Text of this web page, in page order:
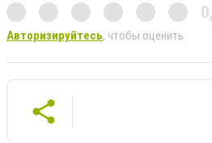
Авторизируйтесь, чтобы оценить